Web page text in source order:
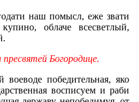
наш помысл, еже звати
облаче всесветлый,
Богородице.
воеводе победительная, яко
восписуем и раби